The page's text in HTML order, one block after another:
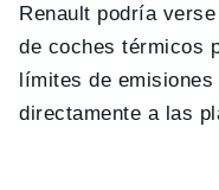
Renault podría
de coches térmicos
límites de
directamente a las